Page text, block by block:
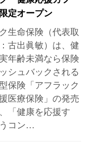
定オープン
生命保険（代表取
古出眞敏）は、健
年齢未満なら保険
シュバックされる
保険「アフラック
医療保険」の発売
「健康を応援す
コン…